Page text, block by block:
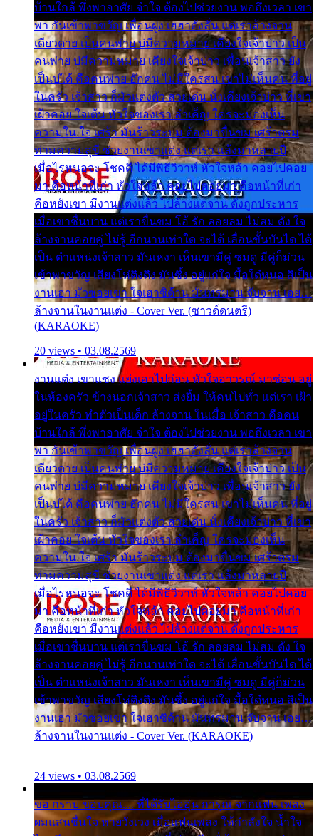
บ้านใกล้ พึ่งพาอาศัย จำใจ ต้องไปช่วยงาน พอถึงเวลา เขา
พา กันเข้าพาขวัญ เพื่อนฝูง เฮฮาดังลั่น แต่เราล้างจาน
เดียวดาย เป็นคนพ่าย บ่มีความหมาย เคียงใจเจ้าบ่าว เป็น
คนพ่าย บ่มีความหมาย เคียงใจเจ้าบ่าว เพื่อนเจ้าสาว ยัง
เป็นบ่ได้ คือคนพ่าย ฮักคน ไม่มีใครสน เขาไม่เห็นคน ที่อยู่
ในครัว เจ้าสาว ก็มัวแต่งตัว สวยเด่น นั่งเคียงเจ้าบ่าว ที่เขา
เฝ้าคอย ใจเต้น หัวใจของเรา ลำเค็ญ ใครจะมองเห็น
ความใน ใจ เศร้า มันร้าวระบม ต้องมาขื่นขม เศร้าตรม
ท่ามความสุขี ช่วยงานเขาแต่ง แต่เรา แล้งมาหลายปี
เมื่อไรหนอจะ โชคดี ได้มีพิธีวิวาห์ หัวใจหล้า คอยไปคอย
มา คือหน้าที่เก่า หัวใจหล้า คอยไปคอยมา คือหน้าที่เก่า
คือหยังเขา มีงานแต่งแล้ว ไปล้างแต่จาน ดั่งถูกประหาร
เมื่อเขาชื่นบาน แต่เราขื่นขม โอ้ รัก ลอยลม ไม่สม ดัง ใจ
ล้างจานคอยคู่ ไม่รู้ อีกนานเท่าใด จะได้ เลื่อนขั้นบันได ได้
เป็น ตำแหน่งเจ้าสาว มันเหงา เห็นเขามีคู่ ซมดู มีคู่ก็ม่วน
เข้าพาขวัญ เสียงโห่ตึงตึง มันซึ้ง อยู่แก่ใจ มื้อใด๋หนอ สิเป็น
งานเฮา มัวซอยเขา ใจเฮาซิด้าน มันทรมาน จับจาน เอย…
ล้างจานในงานแต่ง - Cover Ver. (ซาวด์ดนตรี)
(KARAOKE)
20 views • 03.08.2569
งานแต่ง เขาแซง แย่งเอาไปก่อน หัวใจอาวรณ์ มาซ่อน อยู่
ในห้องครัว ข้างนอกเจ้าสาว ส่งยิ้ม ให้คนไปทั่ว แต่เรา เฝ้า
อยู่ในครัว ทำตัวเป็นเด็ก ล้างจาน ในเมื่อ เจ้าสาว คือคน
บ้านใกล้ พึ่งพาอาศัย จำใจ ต้องไปช่วยงาน พอถึงเวลา เขา
พา กันเข้าพาขวัญ เพื่อนฝูง เฮฮาดังลั่น แต่เราล้างจาน
เดียวดาย เป็นคนพ่าย บ่มีความหมาย เคียงใจเจ้าบ่าว เป็น
คนพ่าย บ่มีความหมาย เคียงใจเจ้าบ่าว เพื่อนเจ้าสาว ยัง
เป็นบ่ได้ คือคนพ่าย ฮักคน ไม่มีใครสน เขาไม่เห็นคน ที่อยู่
ในครัว เจ้าสาว ก็มัวแต่งตัว สวยเด่น นั่งเคียงเจ้าบ่าว ที่เขา
เฝ้าคอย ใจเต้น หัวใจของเรา ลำเค็ญ ใครจะมองเห็น
ความใน ใจ เศร้า มันร้าวระบม ต้องมาขื่นขม เศร้าตรม
ท่ามความสุขี ช่วยงานเขาแต่ง แต่เรา แล้งมาหลายปี
เมื่อไรหนอจะ โชคดี ได้มีพิธีวิวาห์ หัวใจหล้า คอยไปคอย
มา คือหน้าที่เก่า หัวใจหล้า คอยไปคอยมา คือหน้าที่เก่า
คือหยังเขา มีงานแต่งแล้ว ไปล้างแต่จาน ดั่งถูกประหาร
เมื่อเขาชื่นบาน แต่เราขื่นขม โอ้ รัก ลอยลม ไม่สม ดัง ใจ
ล้างจานคอยคู่ ไม่รู้ อีกนานเท่าใด จะได้ เลื่อนขั้นบันได ได้
เป็น ตำแหน่งเจ้าสาว มันเหงา เห็นเขามีคู่ ซมดู มีคู่ก็ม่วน
เข้าพาขวัญ เสียงโห่ตึงตึง มันซึ้ง อยู่แก่ใจ มื้อใด๋หนอ สิเป็น
งานเฮา มัวซอยเขา ใจเฮาซิด้าน มันทรมาน จับจาน เอย…
ล้างจานในงานแต่ง - Cover Ver. (KARAOKE)
24 views • 03.08.2569
ขอ กราบ ขอบคุณ.... ที่ได้รับไออุ่น การุณ จากแฟน เพลง
ผมแสนชื่นใจ หายวังเวง เมื่อแฟนเพลง ให้กำลังใจ น้ำใจ